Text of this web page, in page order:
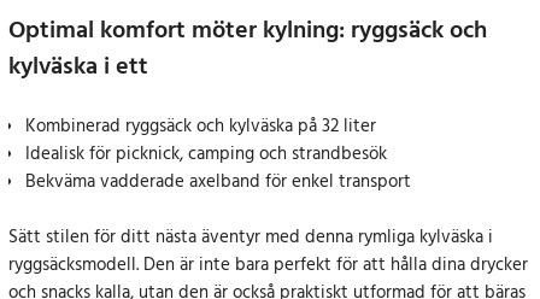
Optimal komfort möter kylning: ryggsäck och
kylväska i ett
Kombinerad ryggsäck och kylväska på 32 liter
Idealisk för picknick, camping och strandbesök
Bekväma vadderade axelband för enkel transport
Sätt stilen för ditt nästa äventyr med denna rymliga kylväska i
ryggsäcksmodell. Den är inte bara perfekt för att hålla dina drycker
och snacks kalla, utan den är också praktiskt utformad för att bäras